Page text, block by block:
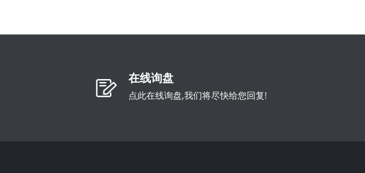
在线询盘
点此在线询盘,我们将尽快给您回复!